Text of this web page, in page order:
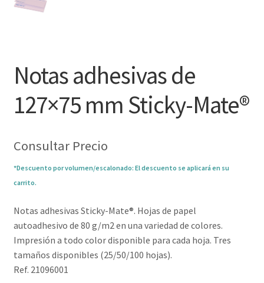
Notas adhesivas de
127×75 mm Sticky-Mate®
Consultar Precio
*Descuento por volumen/escalonado: El descuento se aplicará en su
carrito.
Notas adhesivas Sticky-Mate®. Hojas de papel
autoadhesivo de 80 g/m2 en una variedad de colores.
Impresión a todo color disponible para cada hoja. Tres
tamaños disponibles (25/50/100 hojas).
Ref. 21096001